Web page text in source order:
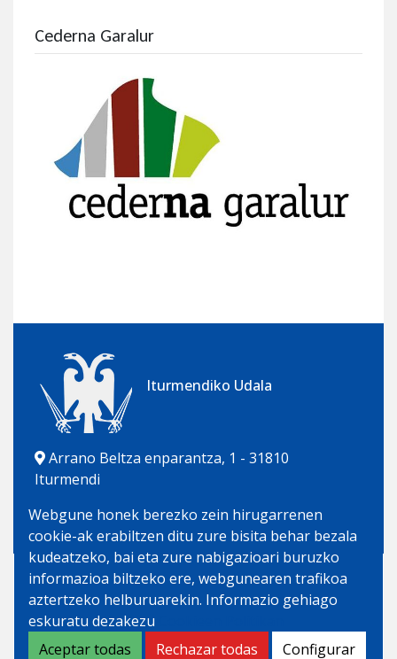
Cederna Garalur
Iturmendiko Udala
Arrano Beltza enparantza, 1 - 31810
Iturmendi
udala@iturmendi.eus
Aviso legal
Política de Cookies
Accesibilidad
Webgune honek berezko zein hirugarrenen
cookie-ak erabiltzen ditu zure bisita behar bezala
kudeatzeko, bai eta zure nabigazioari buruzko
informazioa biltzeko ere, webgunearen trafikoa
aztertzeko helburuarekin. Informazio gehiago
eskuratu dezakezu
Aceptar todas
Rechazar todas Configurar